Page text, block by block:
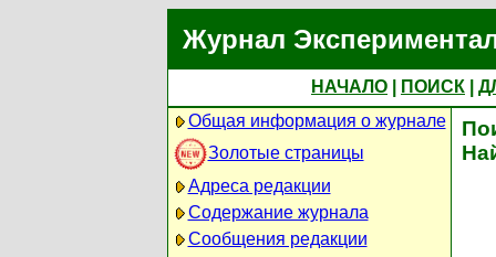
Журнал
НАЧАЛО ПОИСК
Общая информация о журнале
Золотые страницы
Адреса редакции
Содержание журнала
Сообщения редакции